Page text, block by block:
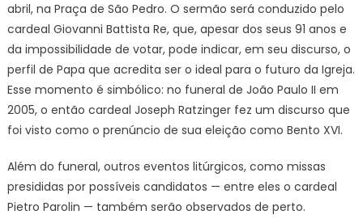
abril, na Praça de São Pedro. O sermão será conduzido pelo
cardeal Giovanni Battista Re, que, apesar dos seus 91 anos e
da impossibilidade de votar, pode indicar, em seu discurso, o
perfil de Papa que acredita ser o ideal para o futuro da Igreja.
Esse momento é simbólico: no funeral de João Paulo II em
2005, o então cardeal Joseph Ratzinger fez um discurso que
foi visto como o prenúncio de sua eleição como Bento XVI.
Além do funeral, outros eventos litúrgicos, como missas
presididas por possíveis candidatos — entre eles o cardeal
Pietro Parolin — também serão observados de perto.